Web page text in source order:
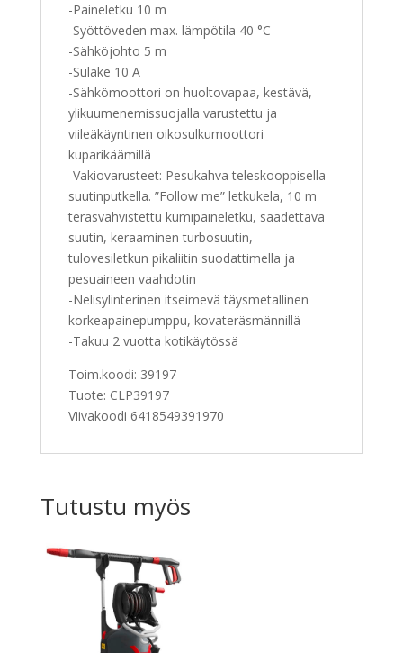
-Paineletku 10 m
-Syöttöveden max. lämpötila 40 °C
-Sähköjohto 5 m
-Sulake 10 A
-Sähkömoottori on huoltovapaa, kestävä,
ylikuumenemissuojalla varustettu ja
viileäkäyntinen oikosulkumoottori
kuparikäämillä
-Vakiovarusteet: Pesukahva teleskooppisella
suutinputkella. ”Follow me” letkukela, 10 m
teräsvahvistettu kumipaineletku, säädettävä
suutin, keraaminen turbosuutin,
tulovesiletkun pikaliitin suodattimella ja
pesuaineen vaahdotin
-Nelisylinterinen itseimevä täysmetallinen
korkeapainepumppu, kovateräsmännillä
-Takuu 2 vuotta kotikäytössä
Toim.koodi: 39197
Tuote: CLP39197
Viivakoodi 6418549391970
Tutustu myös